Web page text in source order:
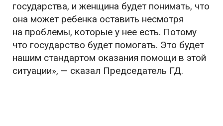
государства, и женщина будет понимать, что
она может ребенка оставить несмотря
на проблемы, которые у нее есть. Потому
что государство будет помогать. Это будет
нашим стандартом оказания помощи в этой
ситуации», — сказал Председатель ГД.